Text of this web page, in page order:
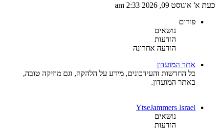
כעת א' אוגוסט 09, 2026 2:33 am
פורום
נושאים
הודעות
הודעה אחרונה
אתר המועדון
כל החדשות והעידכונים, מידע על הלהקה, וגם מוזיקה טובה,
באתר המועדון.
YtseJammers Israel
נושאים
הודעות